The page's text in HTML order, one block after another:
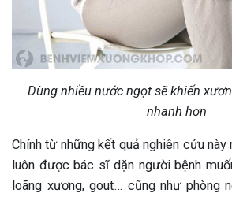
Dùng nhiều nước ngọt sẽ khiến
nhanh hơn
Chính từ những kết quả nghiên cứu
luôn được bác sĩ dặn người bệnh
loãng xương, gout… cũng như phòng